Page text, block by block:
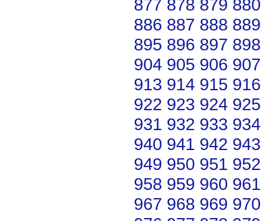
877 878 879 880
886 887 888 889
895 896 897 898
904 905 906 907
913 914 915 916
922 923 924 925
931 932 933 934
940 941 942 943
949 950 951 952
958 959 960 961
967 968 969 970